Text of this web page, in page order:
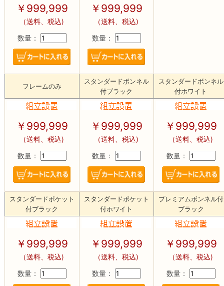
￥ 999,999
（送料、税込)
数量：
￥ 999,999
（送料、税込)
数量：
フレームのみ
スタンダードボンネル
付ブラック
スタンダードボンネル
付ホワイト
￥ 999,999
（送料、税込)
数量：
￥ 999,999
（送料、税込)
数量：
￥ 999,999
（送料、税込)
数量：
スタンダードポケット
付ブラック
スタンダードポケット
付ホワイト
プレミアムボンネル付
ブラック
￥ 999,999
（送料、税込)
数量：
￥ 999,999
（送料、税込)
数量：
￥ 999,999
（送料、税込)
数量：